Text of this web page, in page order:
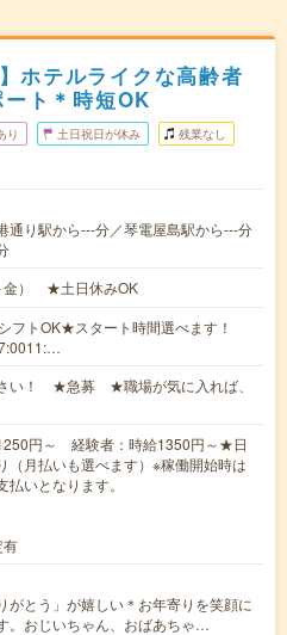
ホテルライクな高齢者
ト＊時短OK
り 土日祝日が休み 残業なし
通り駅から---分／琴電屋島駅から---分
金） ★土日休みOK
フトOK★スタート時間選べます！
い！ ★急募 ★職場が気に入れば、
円～ 経験者：時給1350円～★日
（月払いも選べます）※稼働開始時は
いとなります。
有
がとう」が嬉しい＊お年寄りを笑顔に
。おじいちゃん、おばあちゃ…